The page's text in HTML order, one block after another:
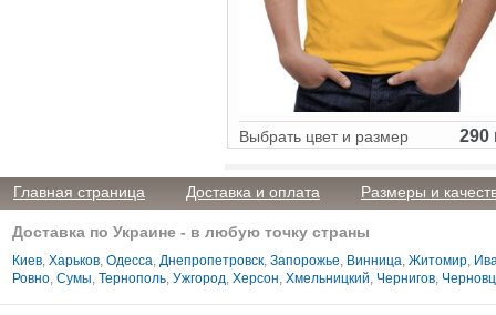
Выбрать цвет и размер 290
Главная страница Доставка и оплата Размеры и
Доставка по Украине - в любую точку страны
Киев Харьков Одесса Днепропетровск Запорожье Винница Житомир
Ровно Сумы Тернополь Ужгород Херсон Хмельницкий Чернигов